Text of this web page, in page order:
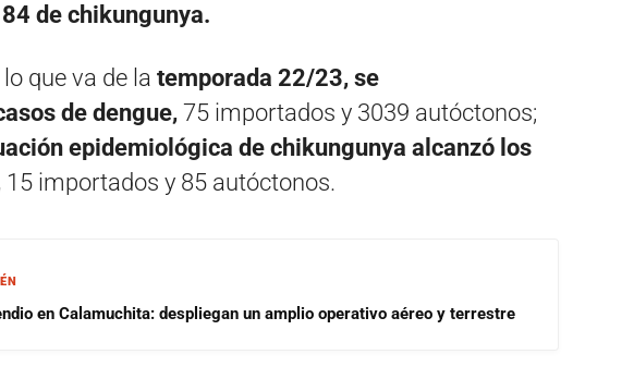
de chikungunya.
que va de la temporada 22/23, se
de dengue, 75 importados y 3039 autóctonos;
epidemiológica de chikungunya alcanzó los
15 importados y 85 autóctonos.
en Calamuchita: despliegan un amplio operativo aéreo y terrestre